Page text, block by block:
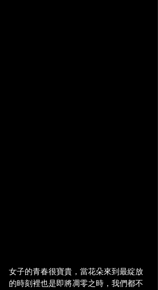
女子的青春很寶貴，當花朵來到最綻放
的時刻裡也是即將凋零之時，我們都不